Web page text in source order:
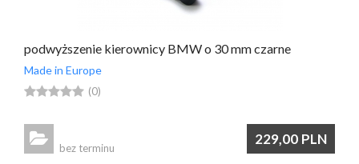
podwyższenie kierownicy BMW o 30 mm czarne
Made in Europe
 (0)
229,00 PLN

bez terminu